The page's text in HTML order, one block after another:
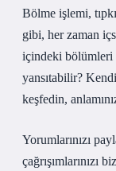
Bölme işlemi,
gibi, her zaman
içindeki bölümleri
yansıtabilir?
keşfedin,
Yorumlarınızı
çağrışımlarınızı